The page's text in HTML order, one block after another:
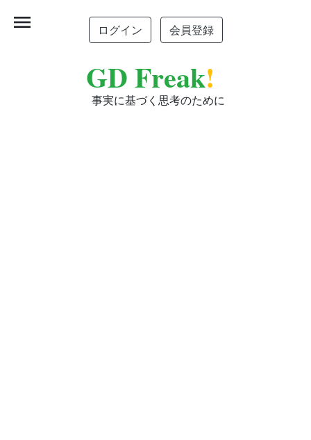
ログイン 会員登録
GD Freak!
事実に基づく思考のために
menu